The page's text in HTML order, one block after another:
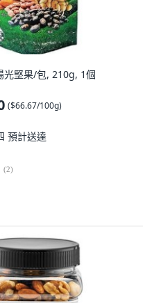
光堅果/包, 210g, 1個
($66.67/100g)
預計送達
(2)